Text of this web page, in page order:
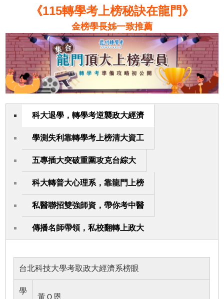
《115轉學考上榜秘訣在龍門》
金榜學長姊一致推薦
科大退學，轉學考逆襲政大經濟
學測失利靠轉學考上榜清大資工
五專插大突破重圍攻克台綜大
科大轉普大心理系，靠龍門上榜
私醫聯招雙強師資，帶你考中醫
傳播名師帶領，私校翻轉上政大
台北科技大學考取政大經濟系榜眼
學
黃Ｏ恩